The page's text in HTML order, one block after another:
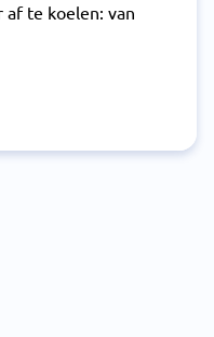
af te koelen: van